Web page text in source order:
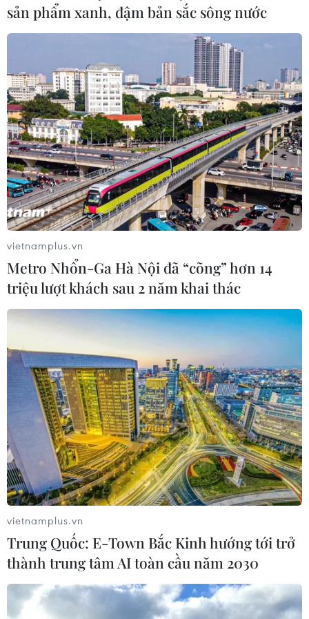
Hỗ trợ nông dân, tháo gỡ khó khăn về vốn
vay trong nông nghiệp
29/05/2022 12:47
Thực hiện các chủ trương, chính sách của Đảng, Nhà
nước về phát triển nông nghiệp, nông thôn, nông dân,
Ngân hàng Nhà nước đã có nhiều chính sách khuyến
khích đầu tư tín dụng, tháo gỡ khó khăn về vốn.
sản phẩm xanh, đậm bản sắc sông nước
vietnamplus.vn
Metro Nhổn-Ga Hà Nội đã “cõng” hơn 14
triệu lượt khách sau 2 năm khai thác
vietnamplus.vn
Trung Quốc: E-Town Bắc Kinh hướng tới trở
thành trung tâm AI toàn cầu năm 2030